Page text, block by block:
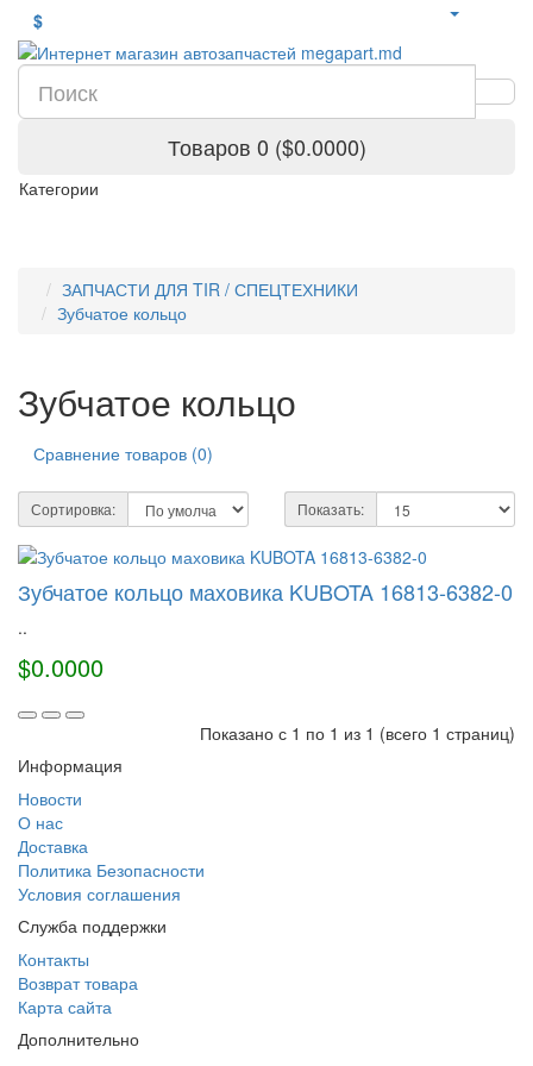
$
Товаров 0 ($0.0000)
Категории
ЗАПЧАСТИ ДЛЯ TIR / СПЕЦТЕХНИКИ
Зубчатое кольцо
Зубчатое кольцо
Сравнение товаров (0)
Сортировка: Показать:
Зубчатое кольцо маховика KUBOTA 16813-6382-0
..
$0.0000
Показано с 1 по 1 из 1 (всего 1 страниц)
Информация
Новости
О нас
Доставка
Политика Безопасности
Условия соглашения
Служба поддержки
Контакты
Возврат товара
Карта сайта
Дополнительно